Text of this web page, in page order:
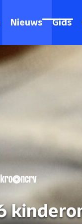
Nieuws Gids